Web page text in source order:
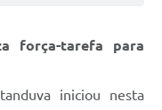
força-tarefa para
iniciou nesta